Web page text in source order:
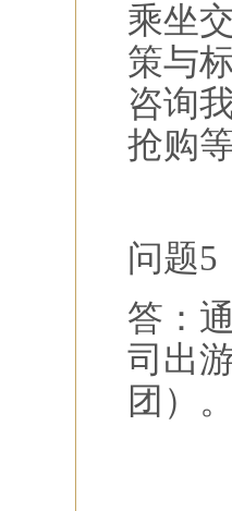
乘坐
策与
咨询
抢购
问题5
答：
司出
团）